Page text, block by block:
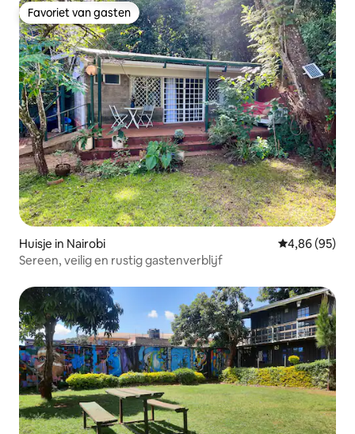
Favoriet van gasten
Favoriet van gasten
Huisje in Nairobi Gemiddelde
4,86 (95)
Sereen, veilig en rustig gastenverblijf